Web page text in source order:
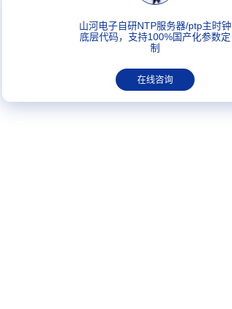
山河电子自研NTP服务器/ptp主时钟
底层代码，支持100%国产化参数定
制
在线咨询